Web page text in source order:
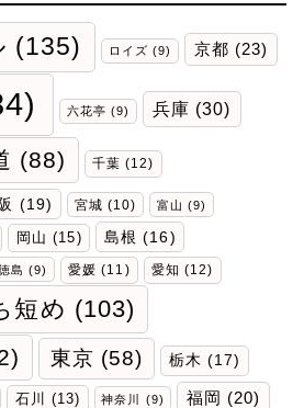
(135) ロイズ (9) 京都 (23)
六花亭 (9) 兵庫 (30)
(88) 千葉 (12)
(19) 宮城 (10) 富山 (9)
岡山 (15) 島根 (16)
島 (9) 愛媛 (11) 愛知 (12)
短め (103)
東京 (58) 栃木 (17)
石川 (13) 神奈川 (9) 福岡 (20)